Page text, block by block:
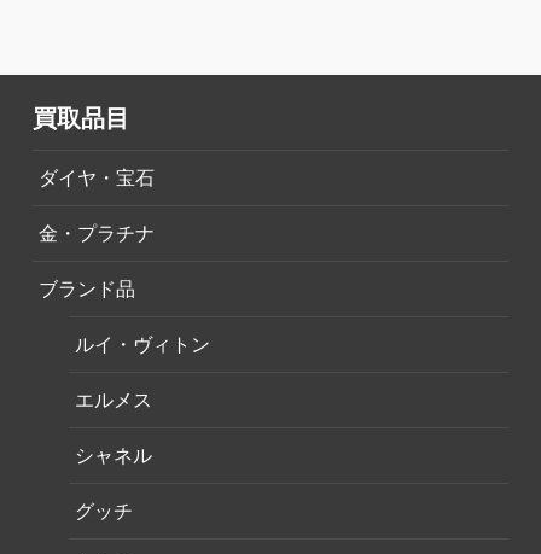
買取品目
ダイヤ・宝石
金・プラチナ
ブランド品
ルイ・ヴィトン
エルメス
シャネル
グッチ